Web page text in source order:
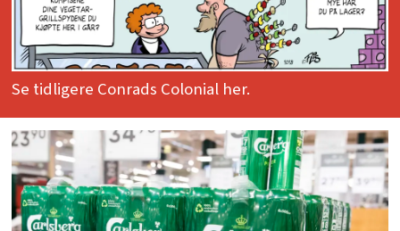
Se tidligere Conrads Colonial her.